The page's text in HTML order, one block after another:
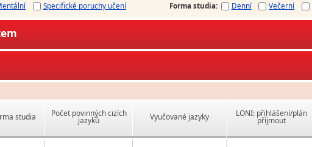
Specifické poruchy učení Forma studia: Denní Večerní
studia Počet povinných cizích
jazyků Vyučované jazyky LONI: přihlášení/plán
přijmout